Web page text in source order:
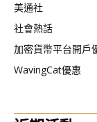
美通社
社會熱話
加密貨幣平台開戶
WavingCat優惠